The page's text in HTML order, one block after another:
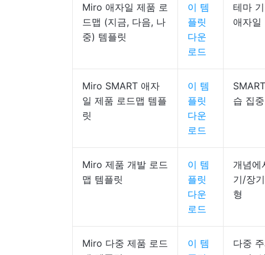
Miro 애자일 제품 로
드맵 (지금, 다음, 나
중) 템플릿
이 템
플릿
다운
로드
테마
애자일
Miro SMART 애자
일 제품 로드맵 템플
릿
이 템
플릿
다운
로드
습 집
Miro 제품 개발 로드
맵 템플릿
이 템
플릿
다운
로드
개념에
기/장
형
Miro 다중 제품 로드
이 템
다중